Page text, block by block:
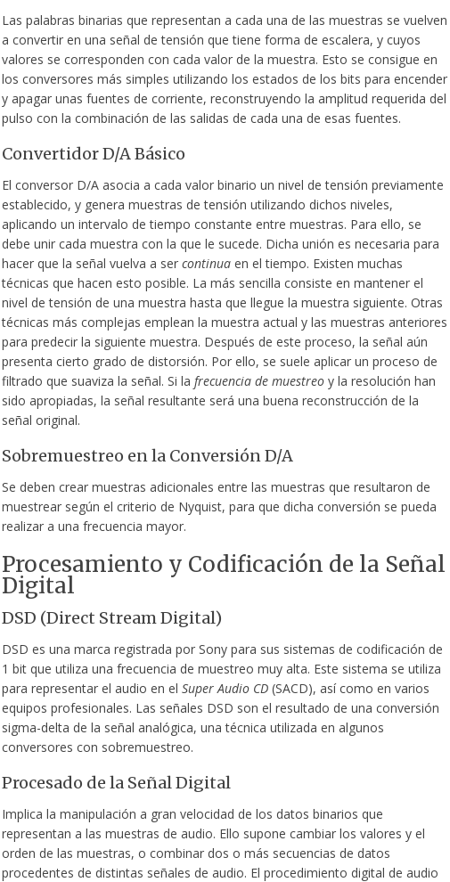
Las palabras binarias que representan a cada una de las muestras se vuelven
a convertir en una señal de tensión que tiene forma de escalera, y cuyos
valores se corresponden con cada valor de la muestra. Esto se consigue en
los conversores más simples utilizando los estados de los bits para encender
y apagar unas fuentes de corriente, reconstruyendo la amplitud requerida del
pulso con la combinación de las salidas de cada una de esas fuentes.
Convertidor D/A Básico
El conversor D/A asocia a cada valor binario un nivel de tensión previamente
establecido, y genera muestras de tensión utilizando dichos niveles,
aplicando un intervalo de tiempo constante entre muestras. Para ello, se
debe unir cada muestra con la que le sucede. Dicha unión es necesaria para
hacer que la señal vuelva a ser continuaen el tiempo. Existen muchas
técnicas que hacen esto posible. La más sencilla consiste en mantener el
nivel de tensión de una muestra hasta que llegue la muestra siguiente. Otras
técnicas más complejas emplean la muestra actual y las muestras anteriores
para predecir la siguiente muestra. Después de este proceso, la señal aún
presenta cierto grado de distorsión. Por ello, se suele aplicar un proceso de
filtrado que suaviza la señal. Si la frecuencia de muestreoy la resolución han
sido apropiadas, la señal resultante será una buena reconstrucción de la
señal original.
Sobremuestreo en la Conversión D/A
Se deben crear muestras adicionales entre las muestras que resultaron de
muestrear según el criterio de Nyquist, para que dicha conversión se pueda
realizar a una frecuencia mayor.
Procesamiento y Codificación de la Señal
Digital
DSD (Direct Stream Digital)
DSD es una marca registrada por Sony para sus sistemas de codificación de
1 bit que utiliza una frecuencia de muestreo muy alta. Este sistema se utiliza
para representar el audio en el Super Audio CD(SACD), así como en varios
equipos profesionales. Las señales DSD son el resultado de una conversión
sigma-delta de la señal analógica, una técnica utilizada en algunos
conversores con sobremuestreo.
Procesado de la Señal Digital
Implica la manipulación a gran velocidad de los datos binarios que
representan a las muestras de audio. Ello supone cambiar los valores y el
orden de las muestras, o combinar dos o más secuencias de datos
procedentes de distintas señales de audio. El procedimiento digital de audio